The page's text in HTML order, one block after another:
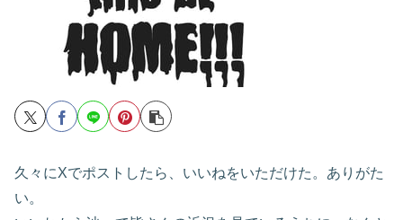
久々にXでポストしたら、いいねをいただけた。ありがた
い。